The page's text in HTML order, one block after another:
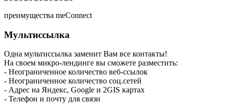
преимущества meConnect
Мультиссылка
Одна мультиссылка заменит Вам все контакты!
На своем микро-лендинге вы сможете разместить:
- Неограниченное количество веб-ссылок
- Неограниченное количество соц.сетей
- Адрес на Яндекс, Google и 2GIS картах
- Телефон и почту для связи